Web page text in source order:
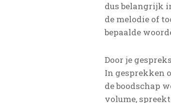
dus belangrijk
de melodie of
bepaalde
Door je
In gesprekken
de boodschap
volume,